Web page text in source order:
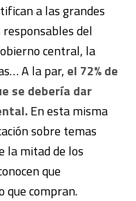
a las grandes
del
central, la
A la par, el 72% de
se debería dar
En esta misma
sobre temas
la mitad de los
que
que compran.